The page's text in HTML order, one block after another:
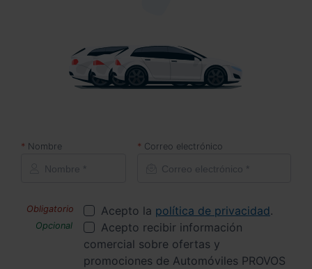
Nombre Correo electrónico
Acepto la política de privacidad.
Acepto recibir información
comercial sobre ofertas y
promociones de Automóviles PROVOS